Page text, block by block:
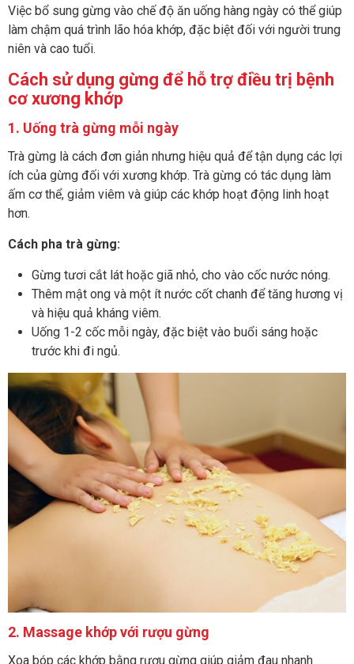
Việc bổ sung gừng vào chế độ ăn uống hàng ngày có thể giúp
làm chậm quá trình lão hóa khớp, đặc biệt đối với người trung
niên và cao tuổi.
Cách sử dụng gừng để hỗ trợ điều trị bệnh
cơ xương khớp
1. Uống trà gừng mỗi ngày
Trà gừng là cách đơn giản nhưng hiệu quả để tận dụng các lợi
ích của gừng đối với xương khớp. Trà gừng có tác dụng làm
ấm cơ thể, giảm viêm và giúp các khớp hoạt động linh hoạt
hơn.
Cách pha trà gừng:
Gừng tươi cắt lát hoặc giã nhỏ, cho vào cốc nước nóng.
Thêm mật ong và một ít nước cốt chanh để tăng hương vị
và hiệu quả kháng viêm.
Uống 1-2 cốc mỗi ngày, đặc biệt vào buổi sáng hoặc
trước khi đi ngủ.
2. Massage khớp với rượu gừng
Xoa bóp các khớp bằng rượu gừng giúp giảm đau nhanh